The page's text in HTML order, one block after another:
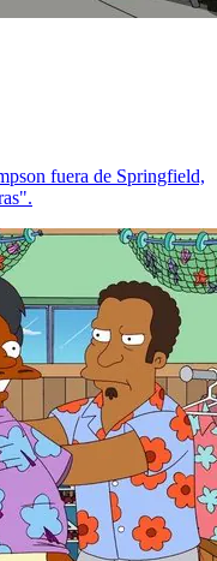
fuera de Springfield,